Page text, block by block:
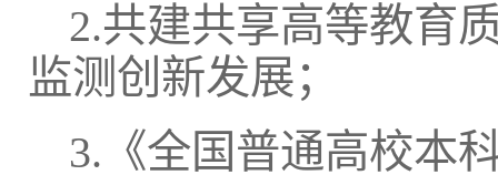
2.共建共享高等教育
监测创新发展；
3.《全国普通高校本